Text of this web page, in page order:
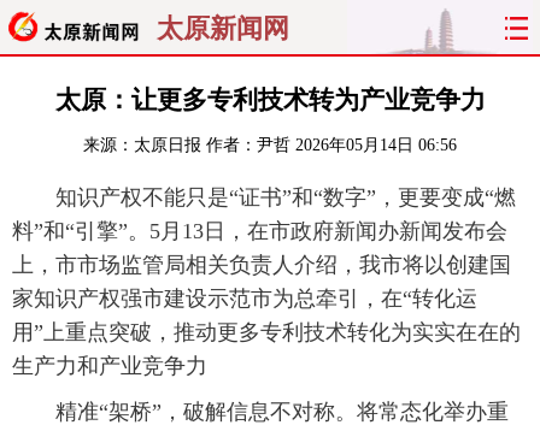
太原新闻网
首页 聚焦 太原 山西
经济 关注 文明 出行
纵横 曝光 综合 专题
旅游 理财 政务 教育
看天下 晋月读 最太原 网罗民生
太原：让更多专利技术转为产业竞争力
来源： 太原日报 作者：尹哲 2026年05月14日 06:56
知识产权不能只是“证书”和“数字”，更要变成“燃
料”和“引擎”。5月13日，在市政府新闻办新闻发布会
上，市市场监管局相关负责人介绍，我市将以创建国
家知识产权强市建设示范市为总牵引，在“转化运
用”上重点突破，推动更多专利技术转化为实实在在的
生产力和产业竞争力
精准“架桥”，破解信息不对称。将常态化举办重